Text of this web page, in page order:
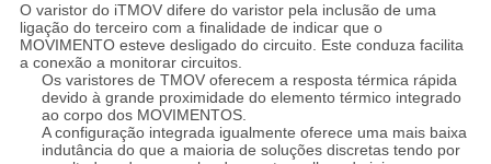
O varistor do iTMOV difere do varistor pela inclusão de uma
ligação do terceiro com a finalidade de indicar que o
MOVIMENTO esteve desligado do circuito. Este conduza facilita
a conexão a monitorar circuitos.
Os varistores de TMOV oferecem a resposta térmica rápida
devido à grande proximidade do elemento térmico integrado
ao corpo dos MOVIMENTOS.
A configuração integrada igualmente oferece uma mais baixa
indutância do que a maioria de soluções discretas tendo por